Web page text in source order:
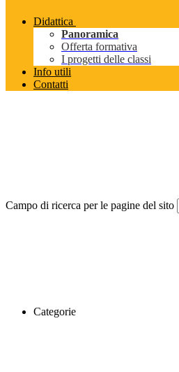
Didattica
Panoramica
Offerta formativa
I progetti delle classi
Info utili
Contatti
Campo di ricerca per le pagine del sito
Categorie